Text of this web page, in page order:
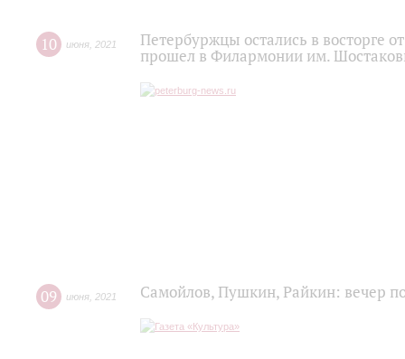
10 июня 2021
Петербуржцы остались в восторге
прошел в Филармонии им.
09 июня 2021 Самойлов, Пушкин, Райкин: вечер